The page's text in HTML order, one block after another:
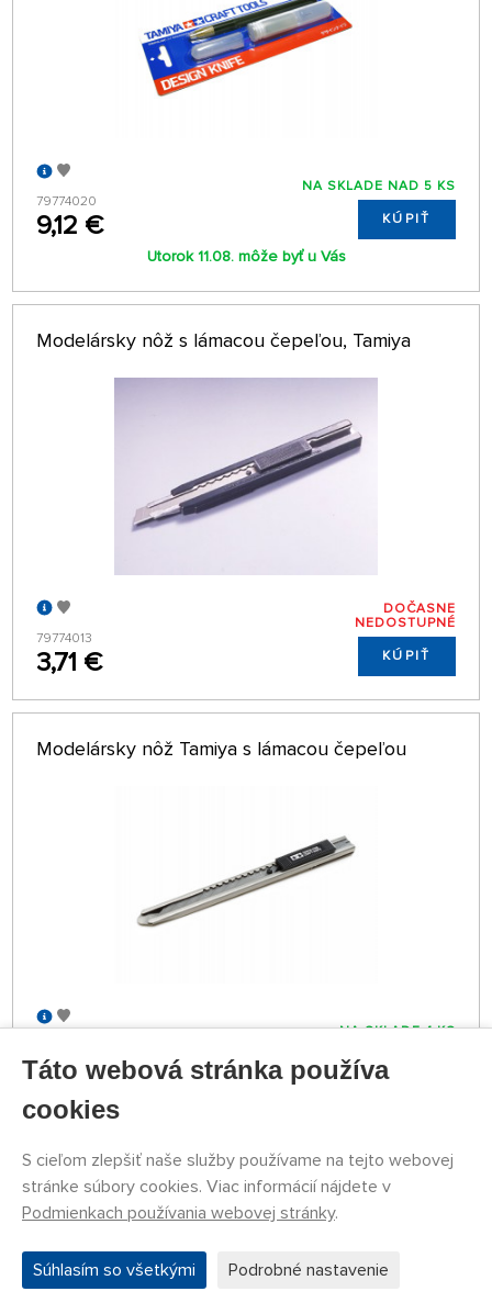
79774020
9,12 €
NA SKLADE NAD 5 KS
KÚPIŤ
Utorok 11.08. môže byť u Vás
Modelársky nôž s lámacou čepeľou, Tamiya
79774013
3,71 €
DOČASNE
NEDOSTUPNÉ
KÚPIŤ
Modelársky nôž Tamiya s lámacou čepeľou
8,29 €
NA SKLADE 4 KS
KÚPIŤ
Náhlavná lupa so zväčšovacími sklami (1,2×, 1,8×,
2,5×, 3,5×) a LED osvetlením
Táto webová stránka používa
cookies
S cieľom zlepšiť naše služby používame na tejto webovej
stránke súbory cookies. Viac informácií nájdete v
Podmienkach používania webovej stránky.
Súhlasím so všetkými Podrobné nastavenie